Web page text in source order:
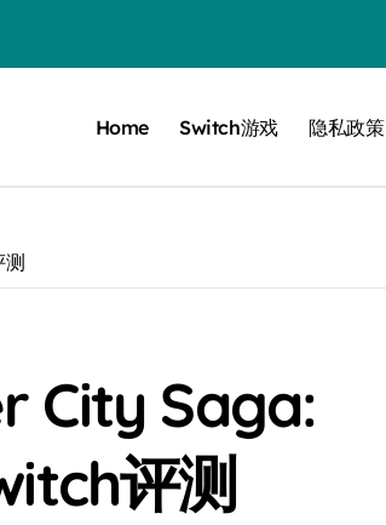
mist
Battles
Home Switch游戏 隐私政策
City Saga:
评测